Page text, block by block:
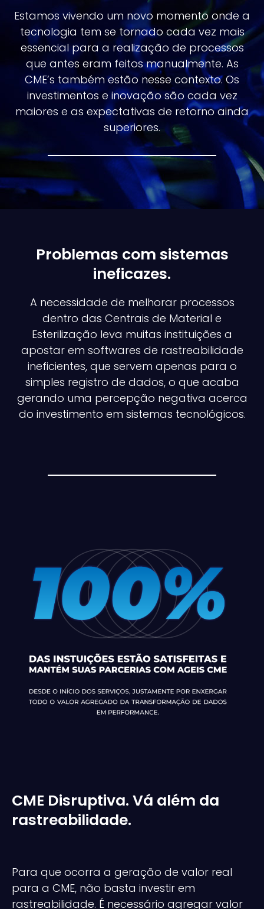
Estamos vivendo um novo momento onde a
tecnologia tem se tornado cada vez mais
essencial para a realização de processos
que antes eram feitos manualmente. As
CME’s também estão nesse contexto. Os
investimentos e inovação são cada vez
maiores e as expectativas de retorno ainda
superiores.
Problemas com sistemas
ineficazes.
A necessidade de melhorar processos
dentro das Centrais de Material e
Esterilização leva muitas instituições a
apostar em softwares de rastreabilidade
ineficientes, que servem apenas para o
simples registro de dados, o que acaba
gerando uma percepção negativa acerca
do investimento em sistemas tecnológicos.
CME Disruptiva. Vá além da
rastreabilidade.
Para que ocorra a geração de valor real
para a CME, não basta investir em
rastreabilidade. É necessário agregar valor